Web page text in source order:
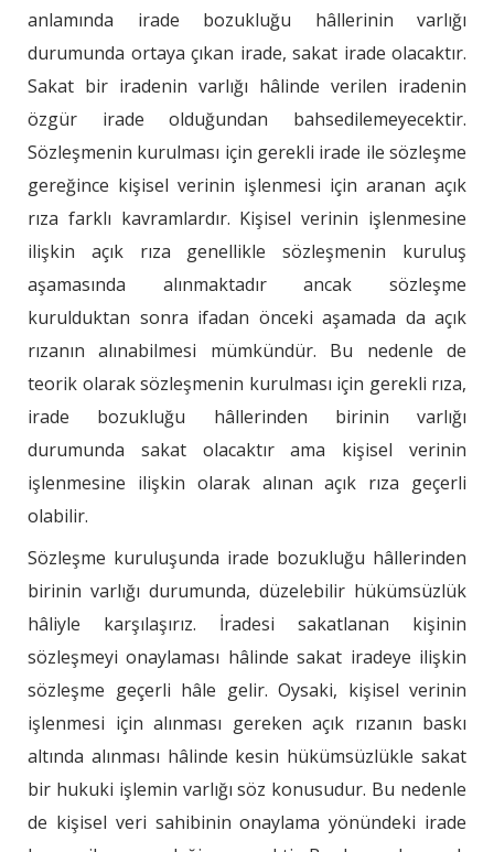
anlamında irade bozukluğu hâllerinin varlığı
durumunda ortaya çıkan irade, sakat irade olacaktır.
Sakat bir iradenin varlığı hâlinde verilen iradenin
özgür irade olduğundan bahsedilemeyecektir.
Sözleşmenin kurulması için gerekli irade ile sözleşme
gereğince kişisel verinin işlenmesi için aranan açık
rıza farklı kavramlardır. Kişisel verinin işlenmesine
ilişkin açık rıza genellikle sözleşmenin kuruluş
aşamasında alınmaktadır ancak sözleşme
kurulduktan sonra ifadan önceki aşamada da açık
rızanın alınabilmesi mümkündür. Bu nedenle de
teorik olarak sözleşmenin kurulması için gerekli rıza,
irade bozukluğu hâllerinden birinin varlığı
durumunda sakat olacaktır ama kişisel verinin
işlenmesine ilişkin olarak alınan açık rıza geçerli
olabilir.
Sözleşme kuruluşunda irade bozukluğu hâllerinden
birinin varlığı durumunda, düzelebilir hükümsüzlük
hâliyle karşılaşırız. İradesi sakatlanan kişinin
sözleşmeyi onaylaması hâlinde sakat iradeye ilişkin
sözleşme geçerli hâle gelir. Oysaki, kişisel verinin
işlenmesi için alınması gereken açık rızanın baskı
altında alınması hâlinde kesin hükümsüzlükle sakat
bir hukuki işlemin varlığı söz konusudur. Bu nedenle
de kişisel veri sahibinin onaylama yönündeki irade